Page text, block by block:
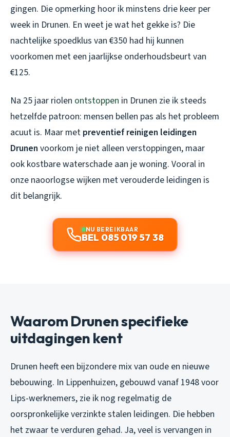
gingen. Die opmerking hoor ik minstens drie keer per
week in Drunen. En weet je wat het gekke is? Die
nachtelijke spoedklus van €350 had hij kunnen
voorkomen met een jaarlijkse onderhoudsbeurt van
€125.
Na 25 jaar riolen ontstoppen in Drunen zie ik steeds
hetzelfde patroon: mensen bellen pas als het probleem
acuut is. Maar met preventief reinigen leidingen
Drunen voorkom je niet alleen verstoppingen, maar
ook kostbare waterschade aan je woning. Vooral in
onze naoorlogse wijken met verouderde leidingen is
dit belangrijk.
NU BEREIKBAAR
BEL 085 019 57 38
Waarom Drunen specifieke
uitdagingen kent
Drunen heeft een bijzondere mix van oude en nieuwe
bebouwing. In Lippenhuizen, gebouwd vanaf 1948 voor
Lips-werknemers, zie ik nog regelmatig de
oorspronkelijke verzinkte stalen leidingen. Die hebben
het zwaar te verduren gehad. Ja, veel is vervangen in